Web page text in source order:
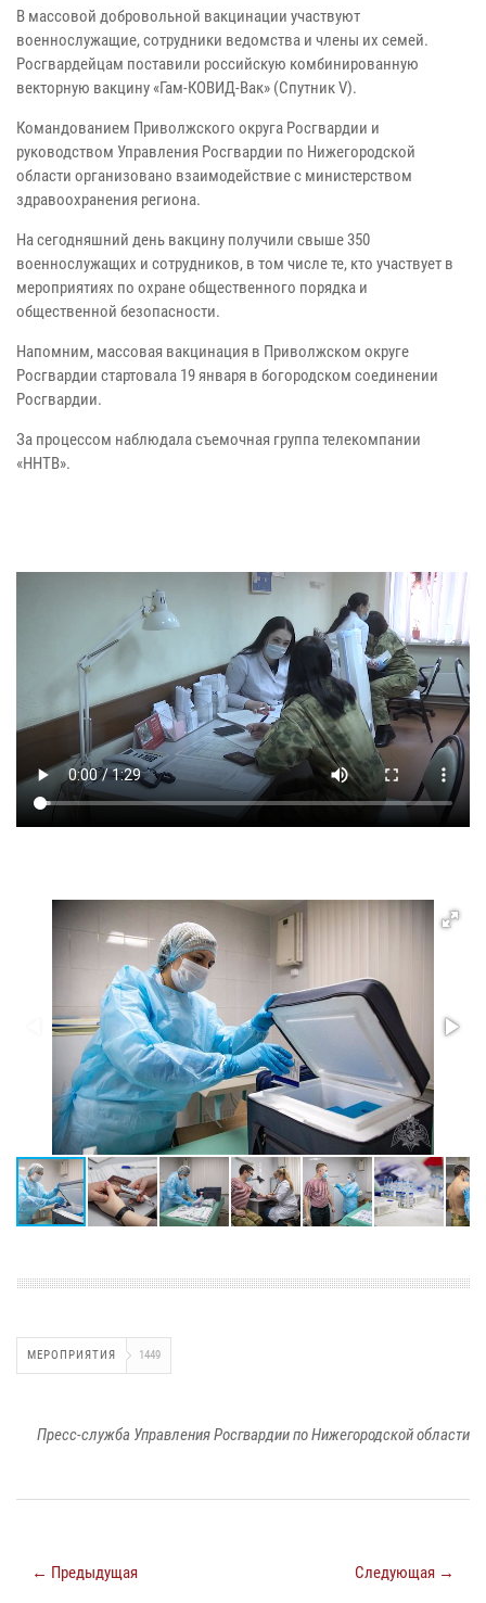
В массовой добровольной вакцинации участвуют
военнослужащие, сотрудники ведомства и члены их семей.
Росгвардейцам поставили российскую комбинированную
векторную вакцину «Гам-КОВИД-Вак» (Спутник V).
Командованием Приволжского округа Росгвардии и
руководством Управления Росгвардии по Нижегородской
области организовано взаимодействие с министерством
здравоохранения региона.
На сегодняшний день вакцину получили свыше 350
военнослужащих и сотрудников, в том числе те, кто участвует в
мероприятиях по охране общественного порядка и
общественной безопасности.
Напомним, массовая вакцинация в Приволжском округе
Росгвардии стартовала 19 января в богородском соединении
Росгвардии.
За процессом наблюдала съемочная группа телекомпании
«ННТВ».
МЕРОПРИЯТИЯ 1449
Пресс-служба Управления Росгвардии по Нижегородской области
← Предыдущая Следующая →